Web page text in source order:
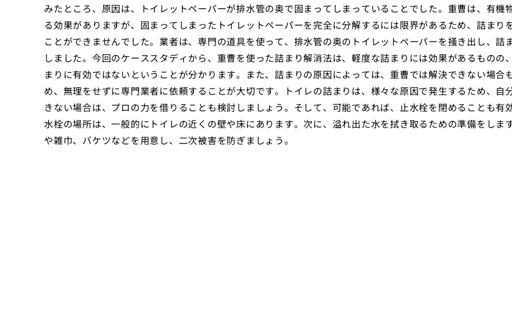
みたところ、原因は、トイレットペーパーが排水管の奥で固まってしまっていることでした。重曹は、有機
る効果がありますが、固まってしまったトイレットペーパーを完全に分解するには限界があるため、詰まり
ことができませんでした。業者は、専門の道具を使って、排水管の奥のトイレットペーパーを掻き出し、詰
しました。今回のケーススタディから、重曹を使った詰まり解消法は、軽度な詰まりには効果があるものの
まりに有効ではないということが分かります。また、詰まりの原因によっては、重曹では解決できない場合
め、無理をせずに専門業者に依頼することが大切です。トイレの詰まりは、様々な原因で発生するため、自
きない場合は、プロの力を借りることも検討しましょう。そして、可能であれば、止水栓を閉めることも有
水栓の場所は、一般的にトイレの近くの壁や床にあります。次に、溢れ出た水を拭き取るための準備をしま
や雑巾、バケツなどを用意し、二次被害を防ぎましょう。